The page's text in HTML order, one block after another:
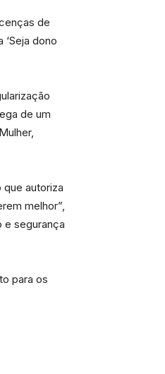
de
dono
de um
autoriza
melhor”,
e segurança
para os